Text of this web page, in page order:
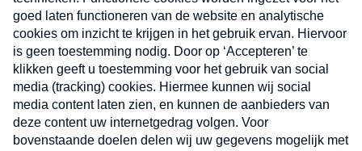
Verzend